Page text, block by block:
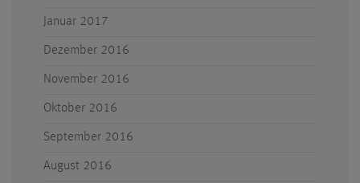
Januar 2017
Dezember 2016
November 2016
Oktober 2016
September 2016
August 2016